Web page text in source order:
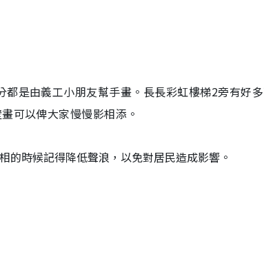
是由義工小朋友幫手畫。長長彩虹樓梯2旁有好
可以俾大家慢慢影相添。
的時候記得降低聲浪，以免對居民造成影響。